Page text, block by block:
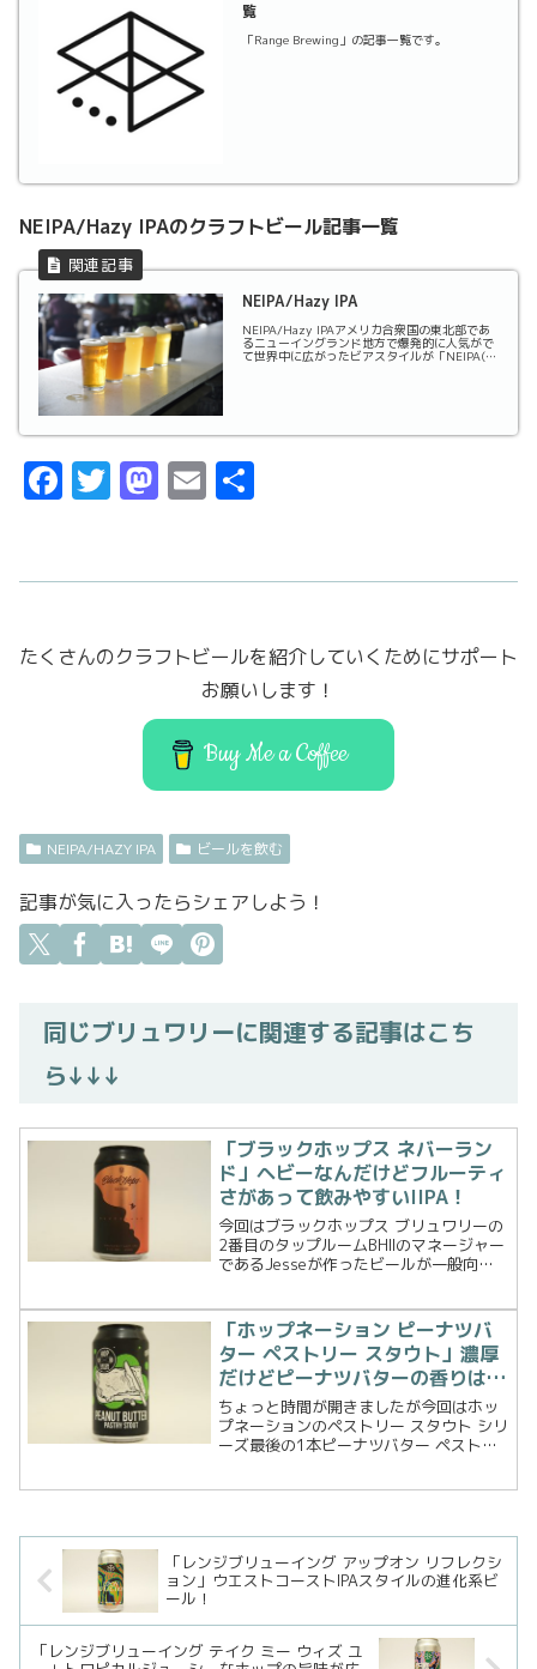
覧
「Range Brewing」の記事一覧です。
NEIPA/Hazy IPAのクラフトビール記事一覧
NEIPA/Hazy IPA
NEIPA/Hazy IPAアメリカ合衆国の東北部であ
るニューイングランド地方で爆発的に人気がで
て世界中に広がったビアスタイルが「NEIPA(ニ
F
e
b
o
T
t
er
M
o
o
n
E
l
たくさんのクラフトビールを紹介していくためにサポート
お願いします！
Buy Me a Coffee
NEIPA/HAZY IPA ビールを飲む
記事が気に入ったらシェアしよう！
同じブリュワリーに関連する記事はこち
ら↓↓↓
「ブラックホップス ネバーラン
ド」ヘビーなんだけどフルーティ
さがあって飲みやすいIIPA！
今回はブラックホップス ブリュワリーの
2番目のタップルームBHIIのマネージャー
であるJesseが作ったビールが一般向け
ジーIIPAです。いやいや、楽しみ、早速飲
ん...
「ホップネーション ピーナツバ
ター ペストリー スタウト」濃厚
だけどピーナツバターの香りはほ
とんど感じられない
ちょっと時間が開きましたが今回はホッ
プネーションのペストリー スタウト シリ
ーズ最後の1本ピーナツバター ペストリ
「レンジブリューイング アップオン リフレクシ
ョン」ウエストコーストIPAスタイルの進化系ビ
ール！
「レンジブリューイング テイク ミー ウィズ ユ